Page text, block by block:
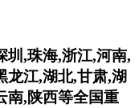
圳,珠海,浙江,河南,
龙江,湖北,甘肃,湖
南,陕西等全国重